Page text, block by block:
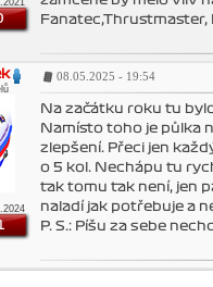
Fanatec,Thrustmaster,
08.05.2025 - 19:54
Na začátku roku tu
Namísto toho je půlka
zlepšení. Přeci jen
o 5 kol. Nechápu tu
tak tomu tak není, jen
naladí jak potřebuje a
P. S.: Píšu za sebe